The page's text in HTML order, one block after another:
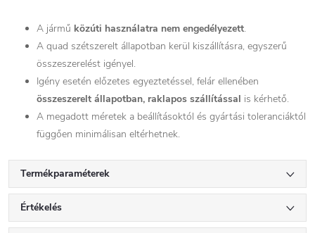
A jármű közúti használatra nem engedélyezett.
A quad szétszerelt állapotban kerül kiszállításra, egyszerű
összeszerelést igényel.
Igény esetén előzetes egyeztetéssel, felár ellenében
összeszerelt állapotban, raklapos szállítással is kérhető.
A megadott méretek a beállításoktól és gyártási toleranciáktól
függően minimálisan eltérhetnek.
Termékparaméterek
Értékelés